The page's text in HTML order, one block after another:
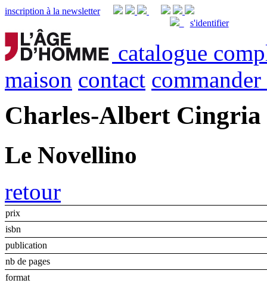
inscription à la newsletter
s'identifier
catalogue
maison contact commander
Charles-Albert Cingria
Le Novellino
retour
prix
isbn
publication
nb de pages
format